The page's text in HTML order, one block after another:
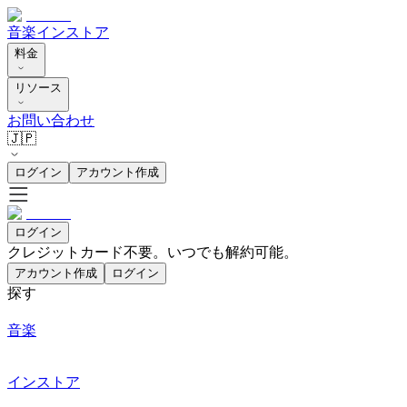
音楽インストア
料金
リソース
お問い合わせ
🇯🇵
ログイン アカウント作成
ログイン
クレジットカード不要。いつでも解約可能。
アカウント作成 ログイン
探す
音楽
インストア